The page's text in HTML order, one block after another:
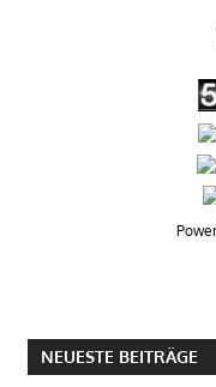
NEUESTE BEITRÄGE